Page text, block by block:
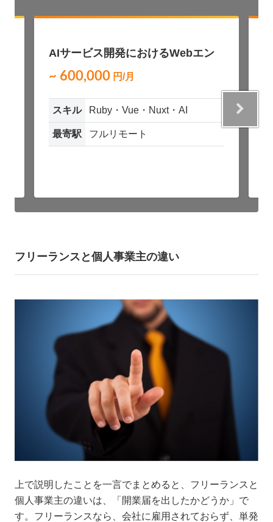
AIサービス開発におけるWebエン
ジニア募集（Ruby / Vue）
~ 600,000 円/月
スキル Ruby・Vue・Nuxt・AI
最寄駅 フルリモート
フリーランスと個人事業主の違い
上で説明したことを一言でまとめると、フリーランスと
個人事業主の違いは、「開業届を出したかどうか」で
す。フリーランスなら、会社に雇用されておらず、単発